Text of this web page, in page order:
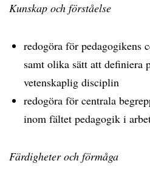
Kunskap och förståelse
redogöra för pedagogikens
samt olika sätt att definiera
vetenskaplig disciplin
redogöra för centrala
inom fältet pedagogik i
Färdigheter och förmåga